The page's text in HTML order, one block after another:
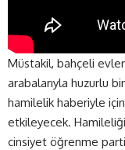
Müstakil, bahçeli
arabalarıyla huzurlu
hamilelik haberiyle
etkileyecek.
cinsiyet öğrenme